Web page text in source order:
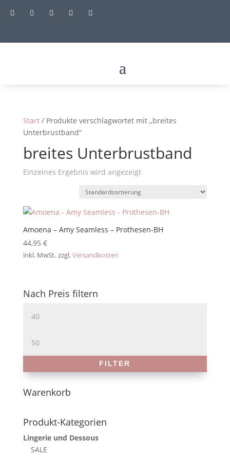
    
Start/ Produkte verschlagwortet mit „breites
Unterbrustband“
breites Unterbrustband
Einzelnes Ergebnis wird angezeigt
Amoena – Amy Seamless – Prothesen-BH
44,95 €
inkl. MwSt. zzgl.Versandkosten
Nach Preis filtern
FILTER
Warenkorb
Produkt-Kategorien
Lingerie und Dessous
SALE